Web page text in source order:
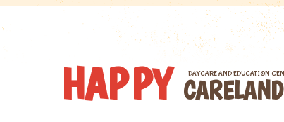
HAPPY CARELAND
DAYCARE AND EDUCATION